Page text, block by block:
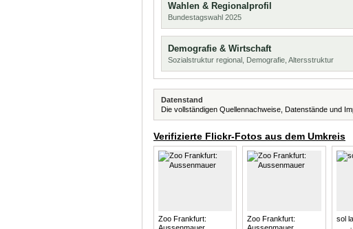
Wahlen & Regionalprofil
Bundestagswahl 2025
Demografie & Wirtschaft
Sozialstruktur regional, Demografie, Altersstruktur
Datenstand
Die vollständigen Quellennachweise, Datenstände und
Verifizierte Flickr-Fotos aus dem Umkreis
Zoo Frankfurt:
Zoo Frankfurt:
sol